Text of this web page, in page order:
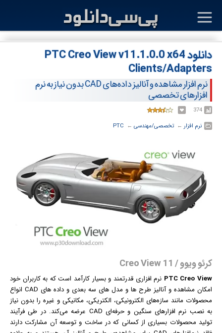
دانلود PTC Creo View v11.1.0.0 x64
Clients/Adapters
نرم افزار مشاهده و آنالیز داده‌های CAD بدون نیاز به نرم
افزارهای تخصصی
374
نرم افزار ← ‏تخصصی/مهندسی ← ‏
PTC
کرئو ویوو / Creo View 11
PTC Creo View نرم افزاری قدرتمند و بسیار کارآمد است که به کاربران خود
امکان مشاهده و آنالیز طرح ها و مدل های سه بعدی و داده های CAD انواع
محصولات مانند سازه‌های الکترونیکی، الکتریکی، مکانیکی و غیره را بدون نیاز
به نصب نرم افزارهای سنگین و حرفه‌ای CAD عرضه می‌کند. در طی فرآیند
تولید محصولات بسیاری از کسانی که در ساخت و توسعه آن مشارکت دارند